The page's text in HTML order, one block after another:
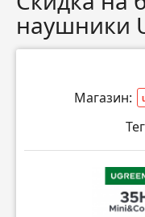
наушники
Магазин: